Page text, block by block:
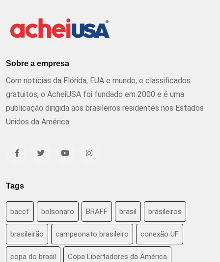
Sobre a empresa
Com notícias da Flórida, EUA e mundo, e classificados
gratuitos, o AcheiUSA foi fundado em 2000 e é uma
publicação dirigida aos brasileiros residentes nos Estados
Unidos da América
Tags
baccf bolsonaro BRAFF brasil brasileiros
brasileirão campeonato brasileiro conexão UF
copa do brasil Copa Libertadores da América